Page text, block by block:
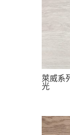
萊威系
光